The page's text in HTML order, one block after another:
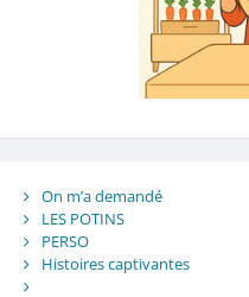
On m’a demandé
LES POTINS
PERSO
Histoires captivantes